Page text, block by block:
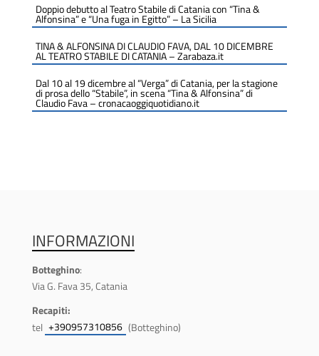
Doppio debutto al Teatro Stabile di Catania con “Tina &
Alfonsina” e “Una fuga in Egitto” – La Sicilia
TINA & ALFONSINA DI CLAUDIO FAVA, DAL 10 DICEMBRE
AL TEATRO STABILE DI CATANIA – Zarabaza.it
Dal 10 al 19 dicembre al “Verga” di Catania, per la stagione
di prosa dello “Stabile”, in scena “Tina & Alfonsina” di
Claudio Fava – cronacaoggiquotidiano.it
INFORMAZIONI
Botteghino:
Via G. Fava 35, Catania
Recapiti:
tel +390957310856 (Botteghino)